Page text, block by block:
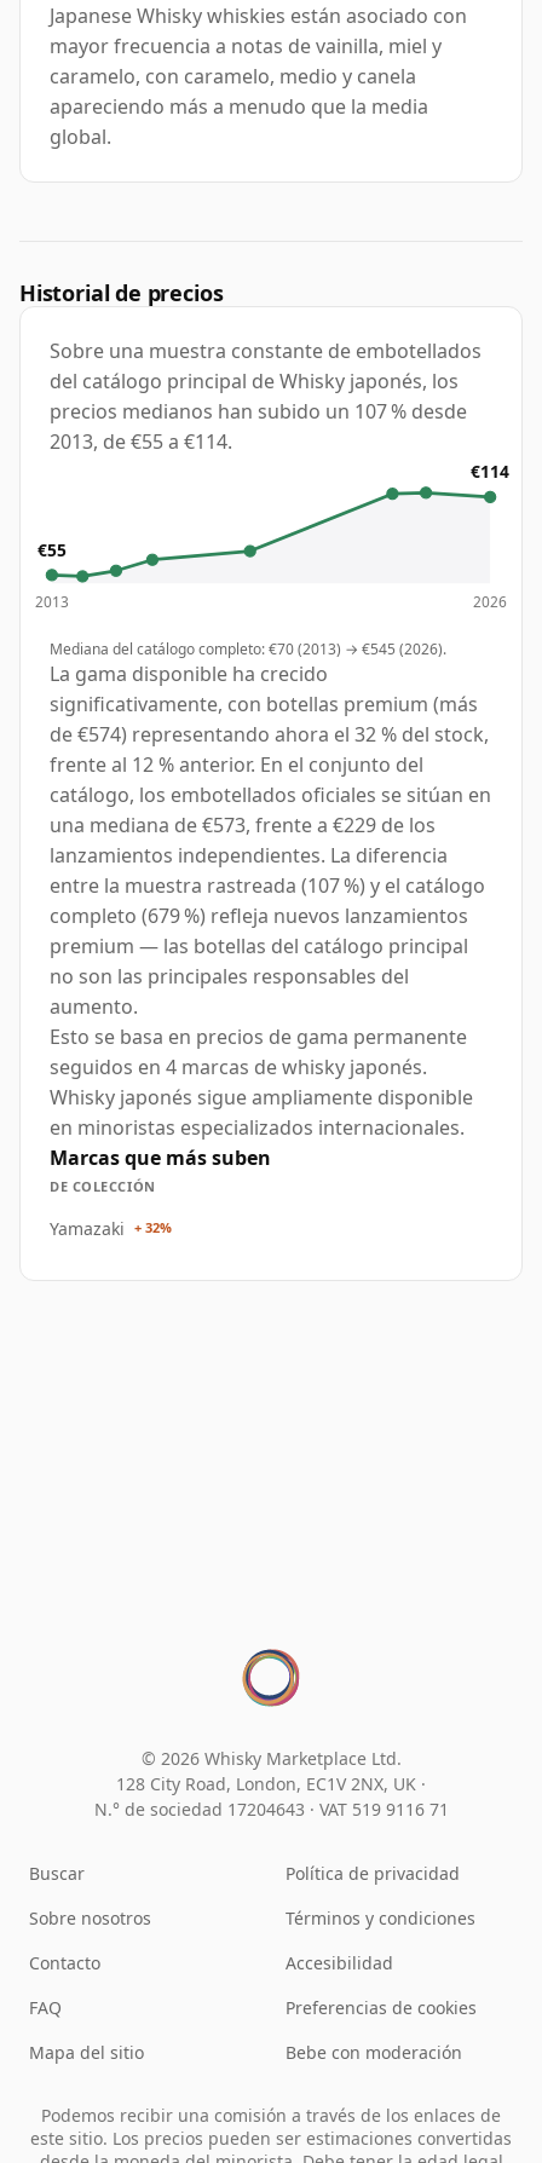
Japanese Whisky whiskies están asociado con
mayor frecuencia a notas de vainilla, miel y
caramelo, con caramelo, medio y canela
apareciendo más a menudo que la media
global.
Historial de precios
Sobre una muestra constante de embotellados
del catálogo principal de Whisky japonés, los
precios medianos han subido un 107 % desde
2013, de €55 a €114.
€55
2013
€114
2026
Mediana del catálogo completo: €70 (2013) → €545 (2026).
La gama disponible ha crecido
significativamente, con botellas premium (más
de €574) representando ahora el 32 % del stock,
frente al 12 % anterior. En el conjunto del
catálogo, los embotellados oficiales se sitúan en
una mediana de €573, frente a €229 de los
lanzamientos independientes. La diferencia
entre la muestra rastreada (107 %) y el catálogo
completo (679 %) refleja nuevos lanzamientos
premium — las botellas del catálogo principal
no son las principales responsables del
aumento.
Esto se basa en precios de gama permanente
seguidos en 4 marcas de whisky japonés.
Whisky japonés sigue ampliamente disponible
en minoristas especializados internacionales.
Marcas que más suben
DE COLECCIÓN
Yamazaki + 32%
© 2026 Whisky Marketplace Ltd.
128 City Road, London, EC1V 2NX, UK ·
N.° de sociedad 17204643 · VAT 519 9116 71
Buscar
Sobre nosotros
Contacto
FAQ
Mapa del sitio
Política de privacidad
Términos y condiciones
Accesibilidad
Preferencias de cookies
Bebe con moderación
Podemos recibir una comisión a través de los enlaces de
este sitio. Los precios pueden ser estimaciones convertidas